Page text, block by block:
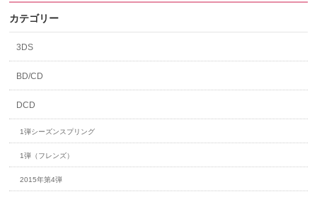
カテゴリー
3DS
BD/CD
DCD
1弾シーズンスプリング
1弾（フレンズ）
2015年第4弾